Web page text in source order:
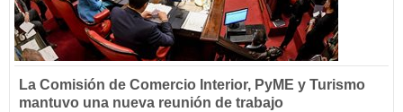
La Comisión de Comercio Interior, PyME y Turismo
mantuvo una nueva reunión de trabajo